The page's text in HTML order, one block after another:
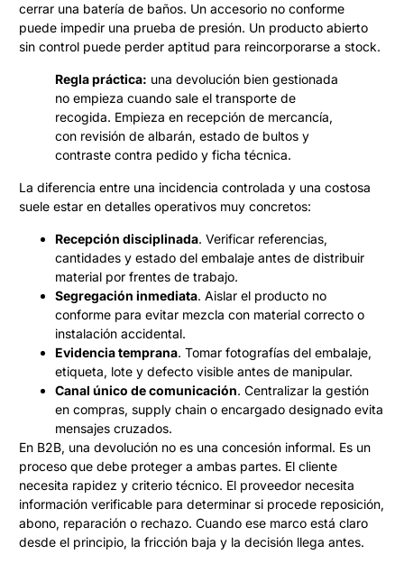
cerrar una batería de baños. Un accesorio no conforme
puede impedir una prueba de presión. Un producto abierto
sin control puede perder aptitud para reincorporarse a stock.
Regla práctica: una devolución bien gestionada
no empieza cuando sale el transporte de
recogida. Empieza en recepción de mercancía,
con revisión de albarán, estado de bultos y
contraste contra pedido y ficha técnica.
La diferencia entre una incidencia controlada y una costosa
suele estar en detalles operativos muy concretos:
Recepción disciplinada. Verificar referencias,
cantidades y estado del embalaje antes de distribuir
material por frentes de trabajo.
Segregación inmediata. Aislar el producto no
conforme para evitar mezcla con material correcto o
instalación accidental.
Evidencia temprana. Tomar fotografías del embalaje,
etiqueta, lote y defecto visible antes de manipular.
Canal único de comunicación. Centralizar la gestión
en compras, supply chain o encargado designado evita
mensajes cruzados.
En B2B, una devolución no es una concesión informal. Es un
proceso que debe proteger a ambas partes. El cliente
necesita rapidez y criterio técnico. El proveedor necesita
información verificable para determinar si procede reposición,
abono, reparación o rechazo. Cuando ese marco está claro
desde el principio, la fricción baja y la decisión llega antes.